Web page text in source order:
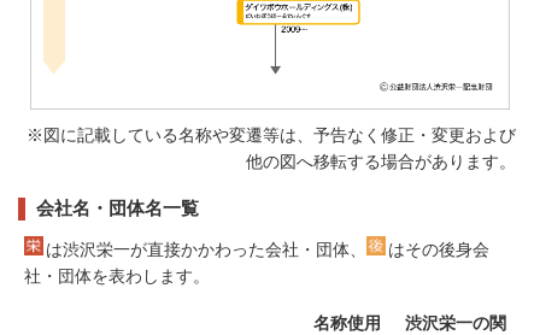
※図に記載している名称や変遷等は、予告なく修正・変更および
他の図へ移転する場合があります。
会社名・団体名一覧
は渋沢栄一が直接かかわった会社・団体、
はその後身会
社・団体を表わします。
名称使用
渋沢栄一の関